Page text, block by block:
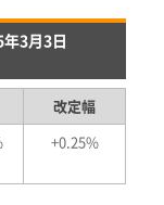
3月3日
改定幅
+0.25%